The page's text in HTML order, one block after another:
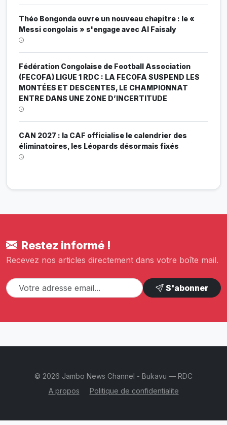
Théo Bongonda ouvre un nouveau chapitre : le «
Messi congolais » s'engage avec Al Faisaly
Fédération Congolaise de Football Association
(FECOFA) LIGUE 1 RDC : LA FECOFA SUSPEND LES
MONTÉES ET DESCENTES, LE CHAMPIONNAT
ENTRE DANS UNE ZONE D’INCERTITUDE
CAN 2027 : la CAF officialise le calendrier des
éliminatoires, les Léopards désormais fixés
Restez informé !
Recevez nos articles directement dans votre boîte mail.
S'abonner
© 2026 Jambo News Channel - Bukavu — RDC
A propos
Politique de confidentialite